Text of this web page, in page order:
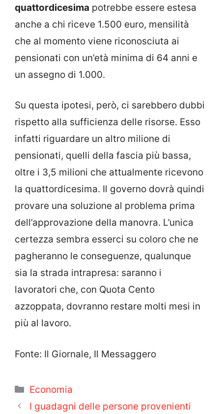
quattordicesima potrebbe essere estesa
anche a chi riceve 1.500 euro, mensilità
che al momento viene riconosciuta ai
pensionati con un’età minima di 64 anni e
un assegno di 1.000.
Su questa ipotesi, però, ci sarebbero dubbi
rispetto alla sufficienza delle risorse. Esso
infatti riguardare un altro milione di
pensionati, quelli della fascia più bassa,
oltre i 3,5 milioni che attualmente ricevono
la quattordicesima. Il governo dovrà quindi
provare una soluzione al problema prima
dell’approvazione della manovra. L’unica
certezza sembra esserci su coloro che ne
pagheranno le conseguenze, qualunque
sia la strada intrapresa: saranno i
lavoratori che, con Quota Cento
azzoppata, dovranno restare molti mesi in
più al lavoro.
Fonte: Il Giornale, Il Messaggero
Categorie
Economia
I guadagni delle persone provenienti